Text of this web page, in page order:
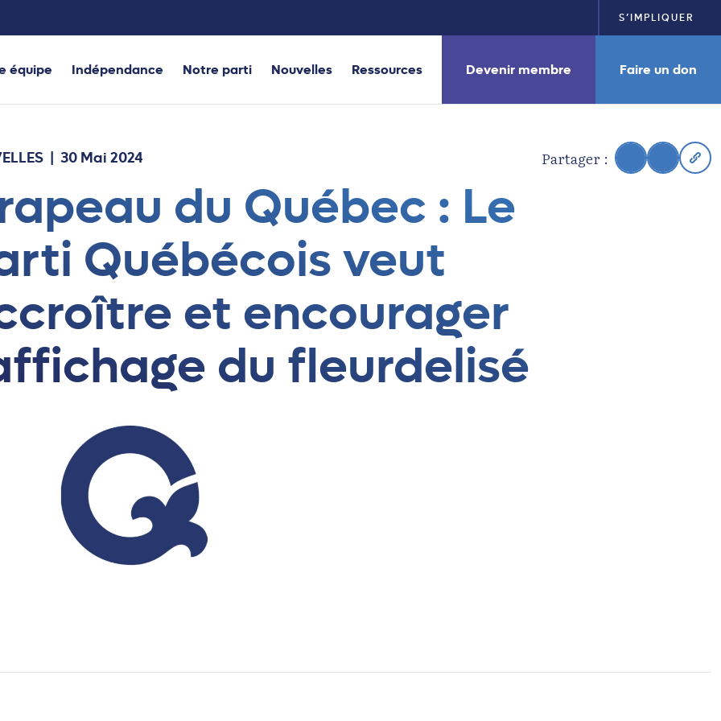
S’IMPLIQUER
équipe Indépendance Notre parti Nouvelles Ressources Devenir membre Faire un don
| 30 Mai 2024 Partager :
du Québec : Le
Québécois veut
et encourager
du fleurdelisé